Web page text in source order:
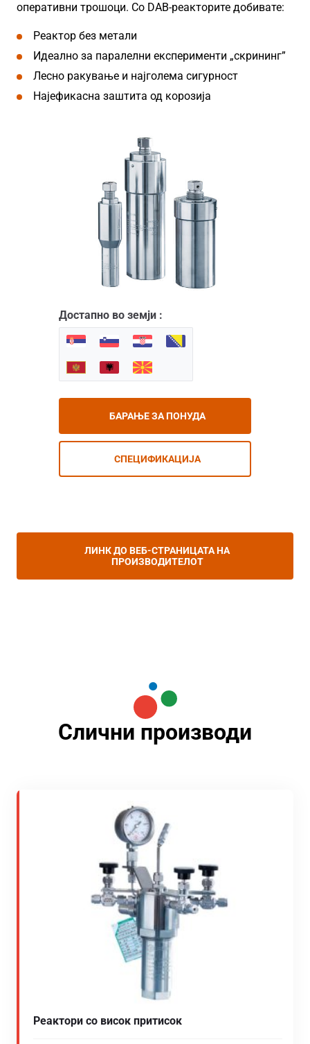
оперативни трошоци. Со DAB-реакторите добивате:
Реактор без метали
Идеално за паралелни експерименти „скрининг”
Лесно ракување и најголема сигурност
Најефикасна заштита од корозија
Достапно во земји :
БАРАЊЕ ЗА ПОНУДА
СПЕЦИФИКАЦИЈА
ЛИНК ДО ВЕБ-СТРАНИЦАТА НА
ПРОИЗВОДИТЕЛОТ
Слични производи
Реактори со висок притисок